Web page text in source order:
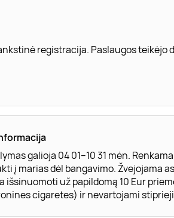
registracija. Paslaugos teikėjo
galioja 04 01–10 31 mėn.
į marias dėl bangavimo. Žvejojama
išsinuomoti už papildomą 10 Eur
cigaretes) ir nevartojami